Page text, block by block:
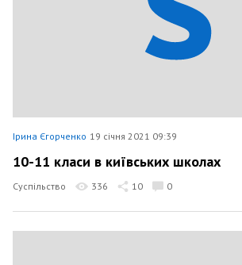
Ірина Єгорченко 19 січня 2021 09:39
10-11 класи в київських школах
Суспільство 336 10 0